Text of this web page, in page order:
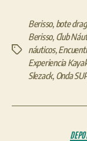
Etiquetas
Berisso, bote
Berisso, Club
náuticos,
Experiencia
Slezack, Onda SUP